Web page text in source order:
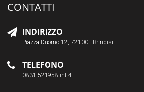
CONTATTI
INDIRIZZO
Piazza Duomo 12, 72100 - Brindisi
TELEFONO
0831 521958 int.4